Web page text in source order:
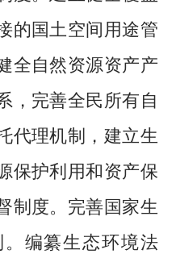
的国土空间用途管
全自然资源资产产
，完善全民所有自
代理机制，建立生
保护利用和资产保
制度。完善国家生
编纂生态环境法